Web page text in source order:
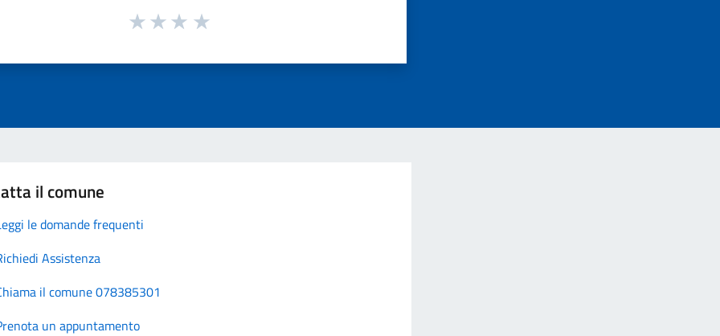
il comune
le domande frequenti
Assistenza
il comune 078385301
un appuntamento